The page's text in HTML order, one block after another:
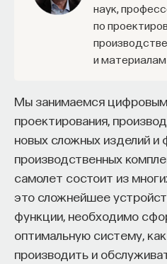
наук,
по
и
Мы занимаемся
проектирования,
новых сложных изделий и
производственных
самолет состоит из
это сложнейшее
функции, необходимо
оптимальную систему,
производить и
из клеточного цикла
Эти сенесцентные
экспериментально,
производить
превращать
в сенесцентные,
реакция. И с
увеличивается
очагов воспаления,
просто потому, что
воспаление.